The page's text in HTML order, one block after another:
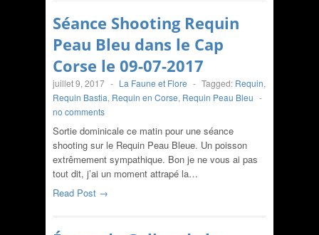
Séance Shooting Requin
Peau Bleu dans le Cap
Corse le 09-07-2017
juillet 9, 2017 - La Faune et Flore - Tagged: Requin,
Requin Bastia, Requin en Corse, Requin Peau Bleu -
no comments
Sortie dominicale ce matin pour une séance
shooting sur le Requin Peau Bleue. Un poisson
extrêmement sympathique. Bon je ne vous ai pas
tout dit, j’ai un moment attrapé la…
Read Post →